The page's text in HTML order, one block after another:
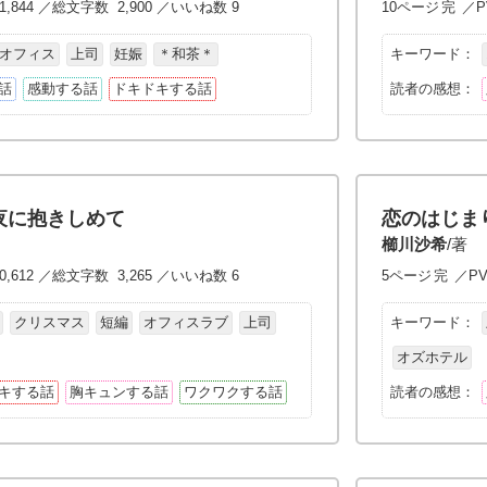
／総文字数 2,900 ／いいね数 9
オフィス 上司 妊娠 ＊和茶＊
感動する話 ドキドキする話
10ページ 完 ／
キーワード：
読者の感想：
に抱きしめて
／総文字数 3,265 ／いいね数 6
クリスマス 短編 オフィスラブ 上司
する話 胸キュンする話 ワクワクする話
恋のはじま
櫛川沙希/著
5ページ 完 ／
キーワード：
オズホテル
読者の感想：